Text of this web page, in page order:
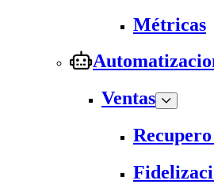
Métricas
Ventas